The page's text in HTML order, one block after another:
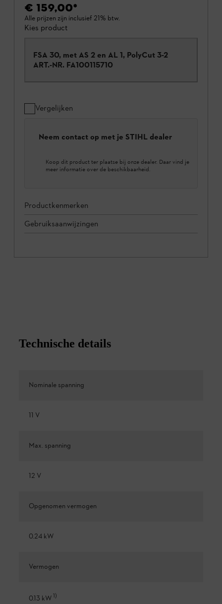
€ 159,00*
Alle prijzen zijn inclusief 21% btw.
Kies product
FSA 30, met AS 2 en AL 1, PolyCut 3-2
ART.-NR. FA100115710
Vergelijken
Neem contact op met je STIHL dealer
Koop dit product ter plaatse bij onze dealer. Daar vind je
meer informatie over de beschikbaarheid.
Productkenmerken
Gebruiksaanwijzingen
Technische details
Nominale spanning
11 V
Max. spanning
12 V
Opgenomen vermogen
0.24 kW
Vermogen
0.13 kW1)